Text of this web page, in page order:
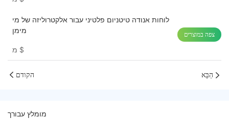
לוחות אנודה טיטניום פלטיני עבור אלקטרוליזה של מי
מימן
$
צפה במוצרים
הקודם הַבָּא
מומלץ עבורך